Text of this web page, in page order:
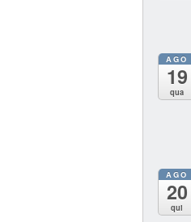
AGO
19
qua
AGO
20
qui